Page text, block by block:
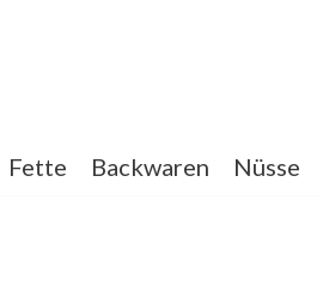
Fette Backwaren Nüsse